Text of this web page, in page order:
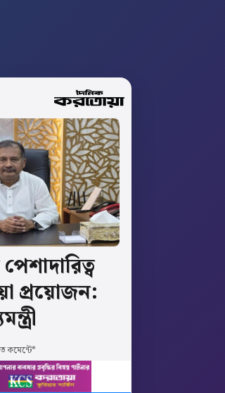
পেশাদারিত্ব
প্রয়োজন:
কমেন্টে*